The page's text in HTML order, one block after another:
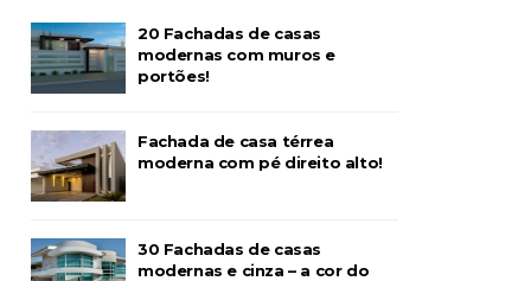
20 Fachadas de casas
modernas com muros e
portões!
Fachada de casa térrea
moderna com pé direito alto!
30 Fachadas de casas
modernas e cinza – a cor do